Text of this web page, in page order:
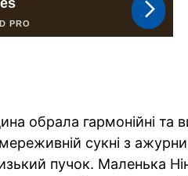
обрала гармонійні та
сукні з
пучок. Маленька